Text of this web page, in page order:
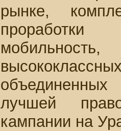
рынке,
мобильность,
лучшей
кампании на